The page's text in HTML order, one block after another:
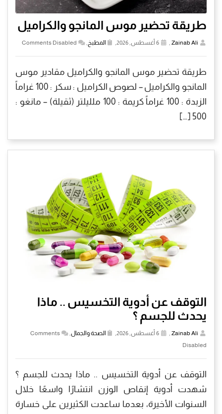
طريقة تحضير موس المانجو والكراميل
Zainab Ali
, المطبخ,
Comments Disabled
طريقة تحضير موس المانجو والكراميل مقادير موس
المانجو والكراميل – لصوص الكراميل : سكر : 100 غراماً
الزبدة : 100 غراماً كريمة : 100 ملليلتر (ثقيلة) – مانغو :
500 […]
التوقف عن أدوية التخسيس .. ماذا
يحدث للجسم ؟
Zainab Ali
, الصحة والجمال,
Comments
Disabled
التوقف عن أدوية التخسيس .. ماذا يحدث للجسم ؟
شهدت أدوية إنقاص الوزن انتشارًا واسعًا خلال
السنوات الأخيرة، بعدما ساعدت الكثيرين على خسارة